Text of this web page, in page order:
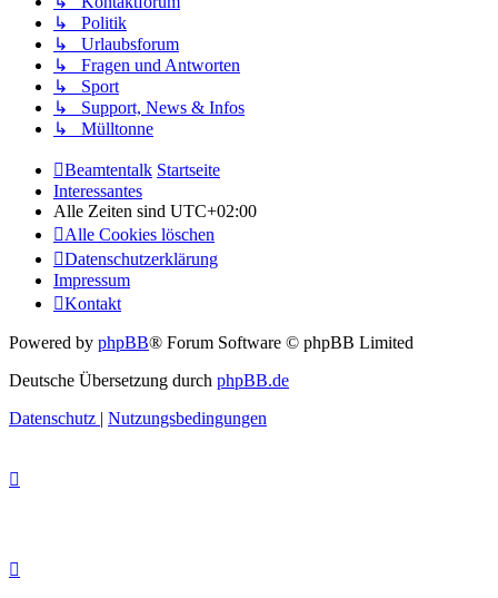
↳ Politik
↳ Urlaubsforum
↳ Fragen und Antworten
↳ Sport
↳ Support, News & Infos
↳ Mülltonne
Beamtentalk Startseite
Interessantes
Alle Zeiten sind UTC+02:00
Alle Cookies löschen
Datenschutzerklärung
Impressum
Kontakt
Powered by phpBB® Forum Software © phpBB Limited
Deutsche Übersetzung durch phpBB.de
Datenschutz | Nutzungsbedingungen